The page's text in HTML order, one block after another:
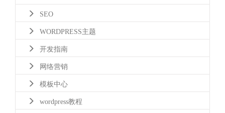
SEO
WORDPRESS主题
开发指南
网络营销
模板中心
wordpress教程